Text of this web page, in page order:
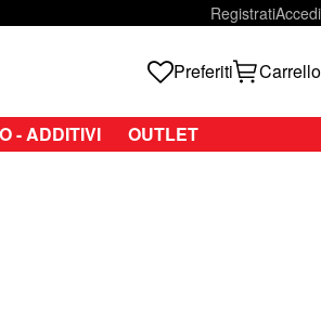
RegistratiAccedi
Preferiti Carrello
- ADDITIVI OUTLET